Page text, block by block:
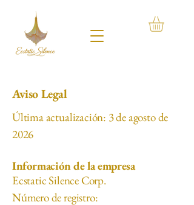
Aviso Legal
Última actualización: 3 de agosto de
2026
Información de la empresa
Ecstatic Silence Corp.
Número de registro: